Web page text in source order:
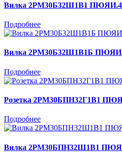
Вилка 2РМ30Б32Ш1В1
Подробнее
Вилка 2РМ30Б32Ш1В1Б
Подробнее
Розетка 2РМ30БПН32Г1В1
Подробнее
Вилка 2РМ30БПН32Ш1В1